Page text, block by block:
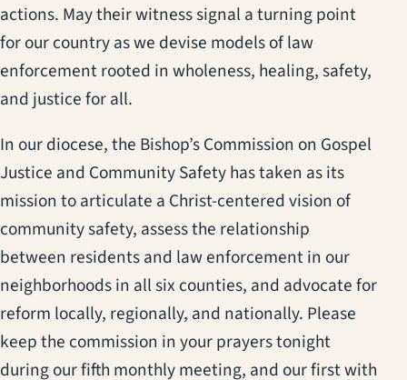
actions. May their witness signal a turning point
for our country as we devise models of law
enforcement rooted in wholeness, healing, safety,
and justice for all.
In our diocese, the Bishop’s Commission on Gospel
Justice and Community Safety has taken as its
mission to articulate a Christ-centered vision of
community safety, assess the relationship
between residents and law enforcement in our
neighborhoods in all six counties, and advocate for
reform locally, regionally, and nationally. Please
keep the commission in your prayers tonight
during our fifth monthly meeting, and our first with